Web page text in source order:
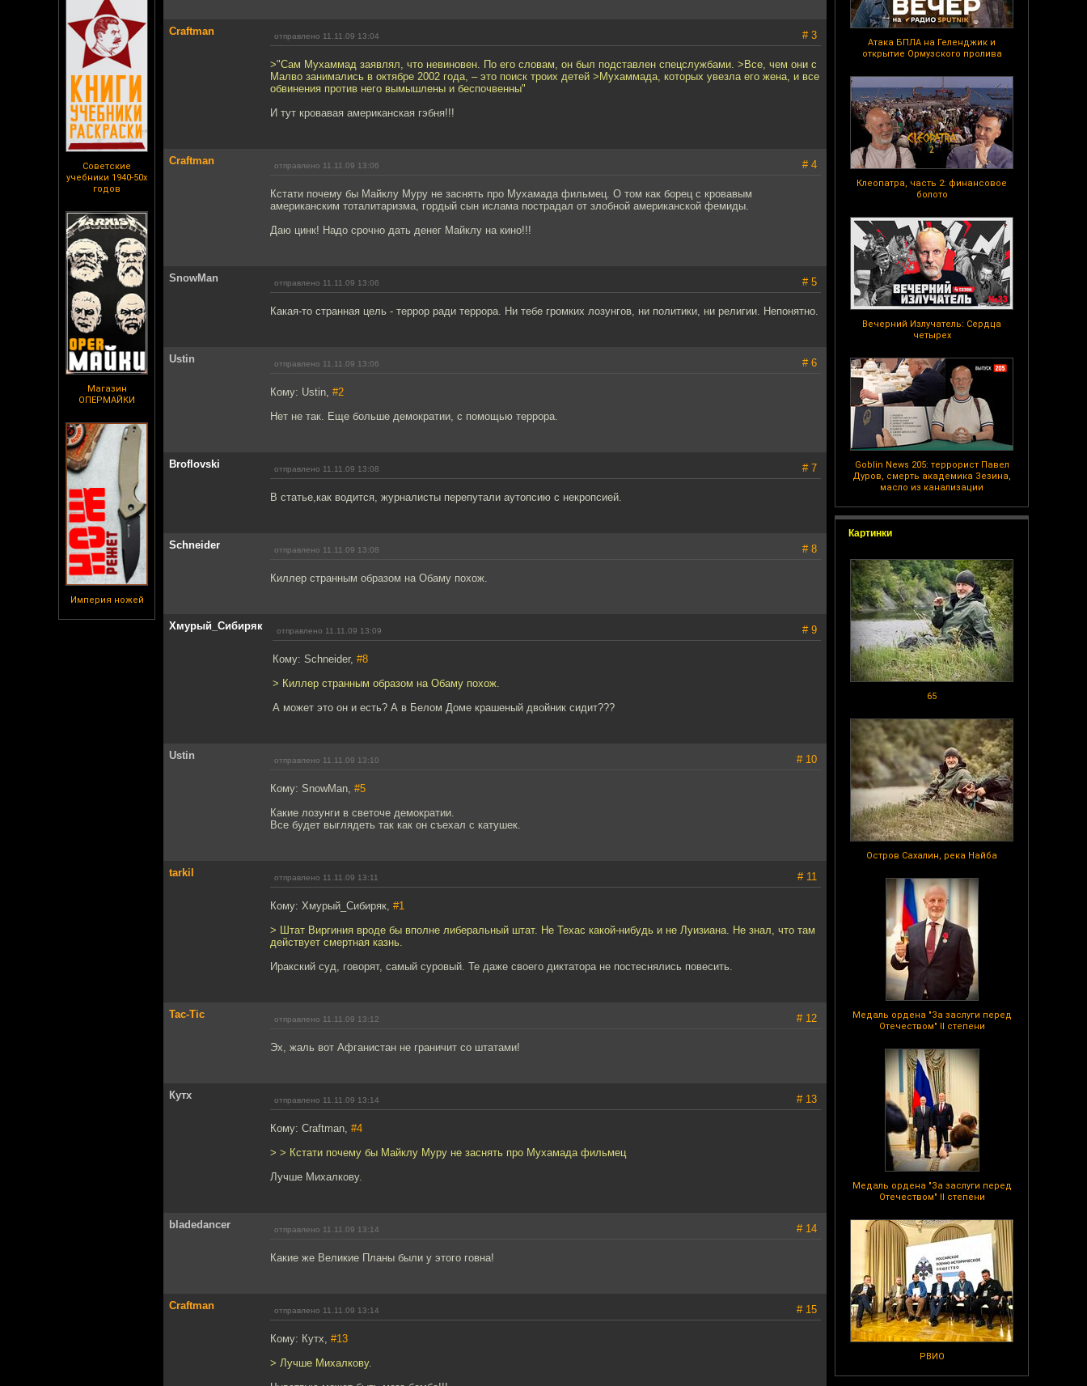
Советские
учебники 1940-50х
годов
Магазин
ОПЕРМАЙКИ
Империя ножей
Атака БПЛА на Геленджик и
открытие Ормузского пролива
Клеопатра, часть 2: финансовое
болото
Вечерний Излучатель: Сердца
четырех
Goblin News 205: террорист Павел
Дуров, смерть академика Зезина,
масло из канализации
Картинки
65
Остров Сахалин, река Найба
Медаль ордена "За заслуги перед
Отечеством" II степени
Медаль ордена "За заслуги перед
Отечеством" II степени
РВИО
Craftman отправлено 11.11.09 13:04 # 3
>"Сам Мухаммад заявлял, что невиновен. По его словам, он был подставлен спецслужбами. >Все, чем они с
Малво занимались в октябре 2002 года, – это поиск троих детей >Мухаммада, которых увезла его жена, и все
обвинения против него вымышлены и беспочвенны"
И тут кровавая американская гэбня!!!
Craftman отправлено 11.11.09 13:06 # 4
Кстати почему бы Майклу Муру не заснять про Мухамада фильмец. О том как борец с кровавым
американским тоталитаризма, гордый сын ислама пострадал от злобной американской фемиды.
Даю цинк! Надо срочно дать денег Майклу на кино!!!
SnowMan отправлено 11.11.09 13:06 # 5
Какая-то странная цель - террор ради террора. Ни тебе громких лозунгов, ни политики, ни религии. Непонятно.
Ustin отправлено 11.11.09 13:06 # 6
Кому: Ustin, #2
Нет не так. Еще больше демократии, с помощью террора.
Broflovski отправлено 11.11.09 13:08 # 7
В статье,как водится, журналисты перепутали аутопсию с некропсией.
Schneider отправлено 11.11.09 13:08 # 8
Киллер странным образом на Обаму похож.
Хмурый_Сибиряк отправлено 11.11.09 13:09 # 9
Кому: Schneider, #8
> Киллер странным образом на Обаму похож.
А может это он и есть? А в Белом Доме крашеный двойник сидит???
Ustin отправлено 11.11.09 13:10 # 10
Кому: SnowMan, #5
Какие лозунги в светоче демократии.
Все будет выглядеть так как он съехал с катушек.
tarkil отправлено 11.11.09 13:11 # 11
Кому: Хмурый_Сибиряк, #1
> Штат Виргиния вроде бы вполне либеральный штат. Не Техас какой-нибудь и не Луизиана. Не знал, что там
действует смертная казнь.
Иракский суд, говорят, самый суровый. Те даже своего диктатора не постеснялись повесить.
Tac-Tic отправлено 11.11.09 13:12 # 12
Эх, жаль вот Афганистан не граничит со штатами!
Кутх отправлено 11.11.09 13:14 # 13
Кому: Craftman, #4
> > Кстати почему бы Майклу Муру не заснять про Мухамада фильмец
Лучше Михалкову.
bladedancer отправлено 11.11.09 13:14 # 14
Какие же Великие Планы были у этого говна!
Craftman отправлено 11.11.09 13:14 # 15
Кому: Кутх, #13
> Лучше Михалкову.